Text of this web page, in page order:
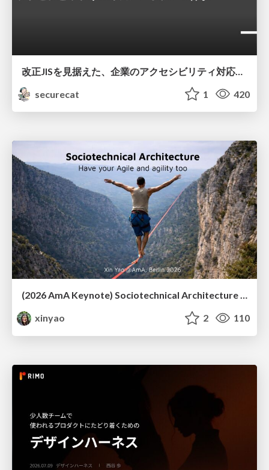
securecat
1 420
(2026 AmA Keynote) Sociotechnical Architecture - Having your Agile and agility too.pdf
xinyao
2 110